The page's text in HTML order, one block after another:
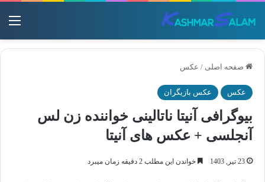
صفحه اصلی / عکس
عکس عکس بازیگران
بیوگرافی آنیتا ناتالینی خواننده زن لس
آنجلسی + عکس های آنیتا
23 تیر, 1403 خواندن این مطلب 2 دقیقه زمان میبرد